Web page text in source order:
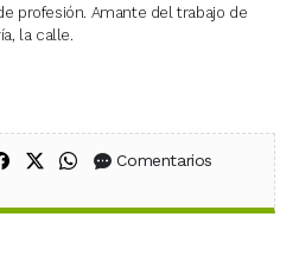
profesión. Amante del trabajo de
la calle.
Compartir en Facebook
Compartir en X (Twitter)
Compartir en WhatsApp
Comentarios